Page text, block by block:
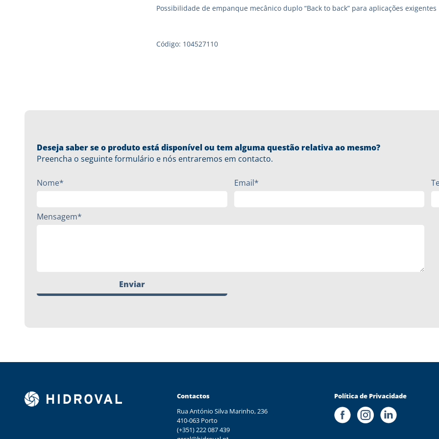
Possibilidade de empanque mecânico duplo “Back to back” para aplicações exigentes
Código: 104527110
Deseja saber se o produto está disponível ou tem alguma questão relativa ao mesmo?
Preencha o seguinte formulário e nós entraremos em contacto.
Nome* Email*
Mensagem*
Enviar
Contactos
Rua António Silva Marinho, 236
410-063 Porto
(+351) 222 087 439
Política de Privacidade